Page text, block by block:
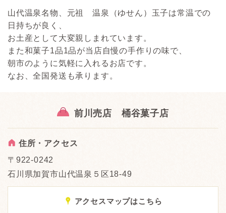
山代温泉名物、元祖 温泉（ゆせん）玉子は常温での
日持ちが良く、
お土産として大変親しまれています。
また和菓子1品1品が当店自慢の手作りの味で、
朝市のように気軽に入れるお店です。
なお、全国発送も承ります。
前川売店 桶谷菓子店
A 住所・アクセス
〒922-0242
石川県加賀市山代温泉５区18-49
x アクセスマップはこちら